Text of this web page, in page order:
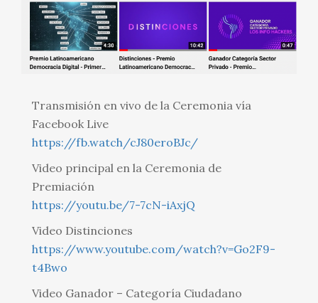
Transmisión en vivo de la Ceremonia vía
Facebook Live
https://fb.watch/cJ80eroBJc/
Video principal en la Ceremonia de
Premiación
https://youtu.be/7-7cN-iAxjQ
Video Distinciones
https://www.youtube.com/watch?v=Go2F9-
t4Bwo
Video Ganador – Categoría Ciudadano